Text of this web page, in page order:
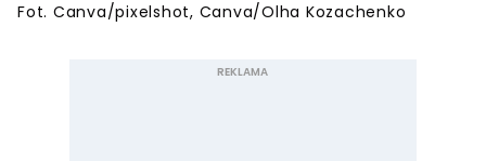
Fot. Canva/pixelshot, Canva/Olha Kozachenko